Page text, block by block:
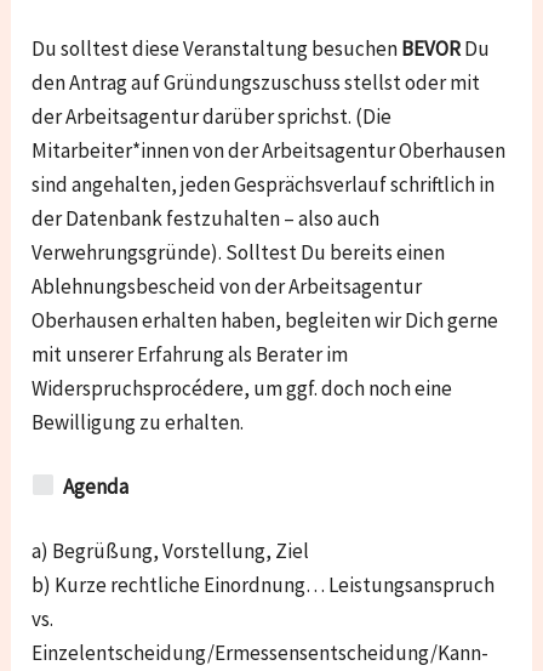
Du solltest diese Veranstaltung besuchenBEVORDu
den Antrag auf Gründungszuschuss stellst oder mit
der Arbeitsagentur darüber sprichst. (Die
Mitarbeiter*innen von der Arbeitsagentur Oberhausen
sind angehalten, jeden Gesprächsverlauf schriftlich in
der Datenbank festzuhalten – also auch
Verwehrungsgründe). Solltest Du bereits einen
Ablehnungsbescheid von der Arbeitsagentur
Oberhausen erhalten haben, begleiten wir Dich gerne
mit unserer Erfahrung als Berater im
Widerspruchsprocédere, um ggf. doch noch eine
Bewilligung zu erhalten.
Agenda
a) Begrüßung, Vorstellung, Ziel
b) Kurze rechtliche Einordnung… Leistungsanspruch
vs.
Einzelentscheidung/Ermessensentscheidung/Kann-